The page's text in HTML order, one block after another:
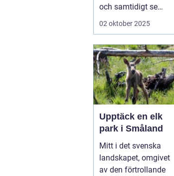
och samtidigt se
dem utvecklas
02 oktober 2025
Upptäck en elk
park i Småland
Mitt i det svenska
landskapet, omgivet
av den förtrollande